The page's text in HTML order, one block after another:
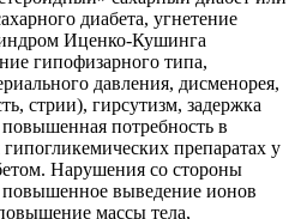
диабета, угнетение
Иценко-Кушинга
гипофизарного типа,
давления, дисменорея,
стрии), гирсутизм, задержка
потребность в
препаратах у
Нарушения со стороны
выведение ионов
массы тела,